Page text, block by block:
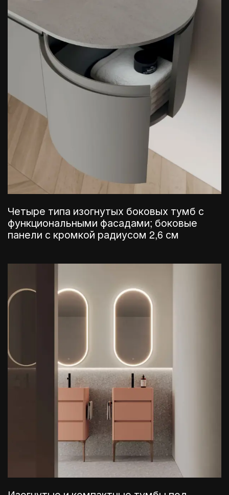
Четыре типа изогнутых боковых тумб с
функциональными фасадами; боковые
панели с кромкой радиусом 2,6 см